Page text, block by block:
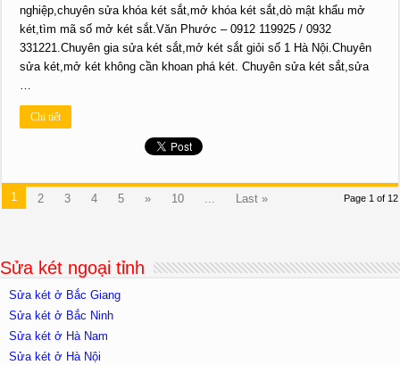
nghiệp,chuyên sửa khóa két sắt,mở khóa két sắt,dò mật khẩu mở
két,tìm mã số mở két sắt.Văn Phước – 0912 119925 / 0932
331221.Chuyên gia sửa két sắt,mở két sắt giỏi số 1 Hà Nội.Chuyên
sửa két,mở két không cần khoan phá két. Chuyên sửa két sắt,sửa
…
Chi tiết
Page 1 of 12
1 2 3 4 5 » 10 ... Last »
Sửa két ngoại tỉnh
Sửa két ở Bắc Giang
Sửa két ở Bắc Ninh
Sửa két ở Hà Nam
Sửa két ở Hà Nội